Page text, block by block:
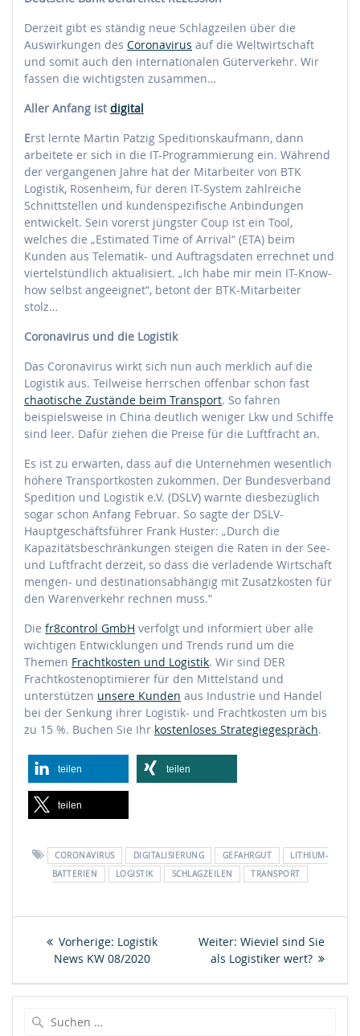
Derzeit gibt es ständig neue Schlagzeilen über die
Auswirkungen des Coronavirus auf die Weltwirtschaft
und somit auch den internationalen Güterverkehr. Wir
fassen die wichtigsten zusammen…
Aller Anfang ist digital
Erst lernte Martin Patzig Speditionskaufmann, dann
arbeitete er sich in die IT-Programmierung ein. Während
der vergangenen Jahre hat der Mitarbeiter von BTK
Logistik, Rosenheim, für deren IT-System zahlreiche
Schnittstellen und kundenspezifische Anbindungen
entwickelt. Sein vorerst jüngster Coup ist ein Tool,
welches die „Estimated Time of Arrival“ (ETA) beim
Kunden aus Telematik- und Auftragsdaten errechnet und
viertelstündlich aktualisiert. „Ich habe mir mein IT-Know-
how selbst angeeignet“, betont der BTK-Mitarbeiter
stolz…
Coronavirus und die Logistik
Das Coronavirus wirkt sich nun auch merklich auf die
Logistik aus. Teilweise herrschen offenbar schon fast
chaotische Zustände beim Transport. So fahren
beispielsweise in China deutlich weniger Lkw und Schiffe
sind leer. Dafür ziehen die Preise für die Luftfracht an.
Es ist zu erwarten, dass auf die Unternehmen wesentlich
höhere Transportkosten zukommen. Der Bundesverband
Spedition und Logistik e.V. (DSLV) warnte diesbezüglich
sogar schon Anfang Februar. So sagte der DSLV-
Hauptgeschäftsführer Frank Huster: „Durch die
Kapazitätsbeschränkungen steigen die Raten in der See-
und Luftfracht derzeit, so dass die verladende Wirtschaft
mengen- und destinationsabhängig mit Zusatzkosten für
den Warenverkehr rechnen muss.“
Die fr8control GmbH verfolgt und informiert über alle
wichtigen Entwicklungen und Trends rund um die
Themen Frachtkosten und Logistik. Wir sind DER
Frachtkostenoptimierer für den Mittelstand und
unterstützen unsere Kunden aus Industrie und Handel
bei der Senkung ihrer Logistik- und Frachtkosten um bis
zu 15 %. Buchen Sie Ihr kostenloses Strategiegespräch.
teilen teilen
teilen
CORONAVIRUS DIGITALISIERUNG GEFAHRGUT
LITHIUM-
BATTERIEN
LOGISTIK SCHLAGZEILEN TRANSPORT
Beitragsnavigation
Vorherige: Vorheriger
Beitrag:
Logistik
News KW 08/2020
Weiter: Nächster
Beitrag:
Wieviel sind Sie
als Logistiker wert?